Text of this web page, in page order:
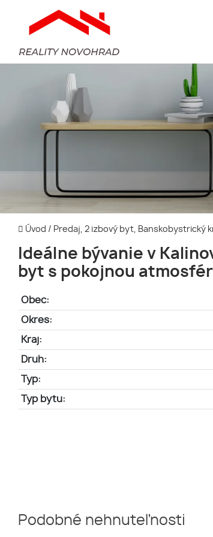
Úvod / Predaj, 2 izbový byt, Banskobystrický
Ideálne bývanie v
byt s pokojnou
Obec:
Okres:
Kraj:
Druh:
Typ:
Typ bytu:
Podobné nehnuteľnosti